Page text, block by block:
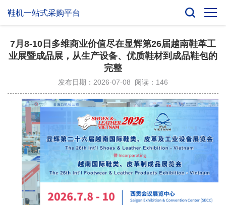
鞋机一站式采购平台
7月8-10日多维商业价值尽在显辉第26届越南鞋革工
业展暨成品展，从生产设备、优质鞋材到成品鞋包的
完整
发布日期：2026-07-08 阅读：146